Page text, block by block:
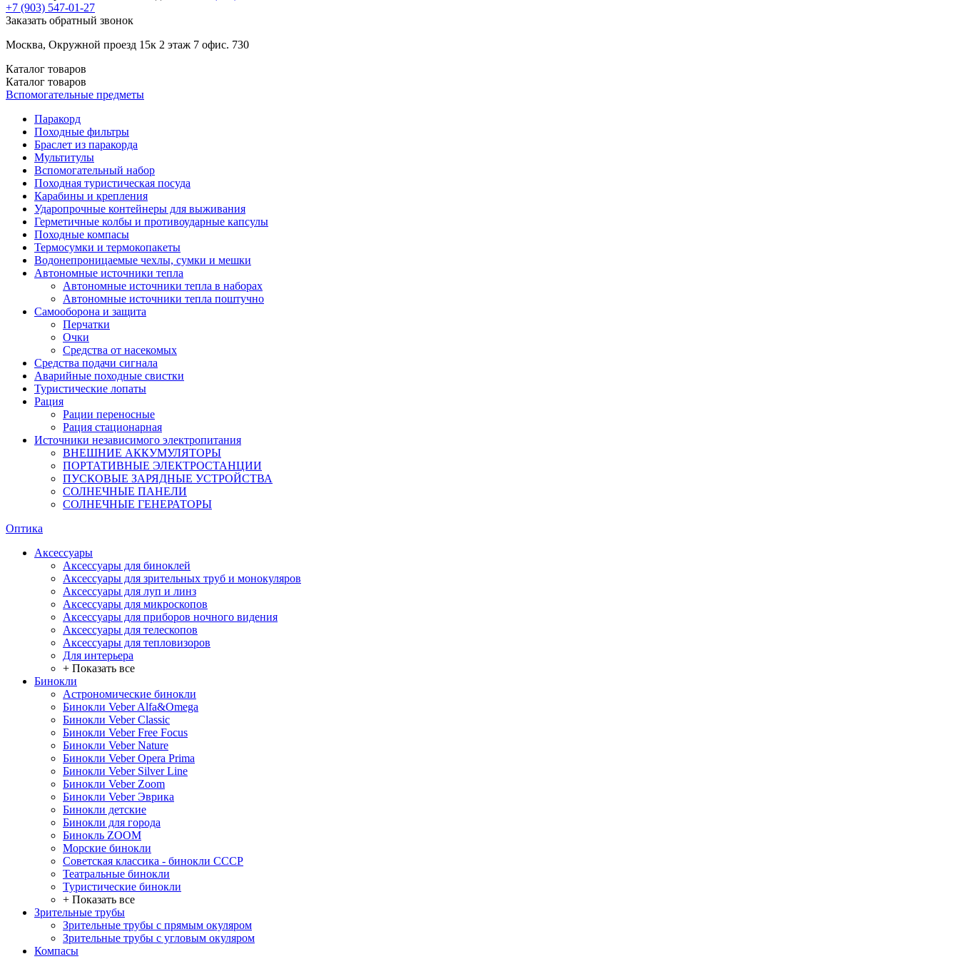
+7 (903) 547-01-27
Заказать обратный звонок
Москва, Окружной проезд 15к 2 этаж 7 офис. 730
Каталог товаров
Каталог товаров
Вспомогательные предметы
Паракорд
Походные фильтры
Браслет из паракорда
Мультитулы
Вспомогательный набор
Походная туристическая посуда
Карабины и крепления
Ударопрочные контейнеры для выживания
Герметичные колбы и противоударные капсулы
Походные компасы
Термосумки и термокопакеты
Водонепроницаемые чехлы, сумки и мешки
Автономные источники тепла
Автономные источники тепла в наборах
Автономные источники тепла поштучно
Самооборона и защита
Перчатки
Очки
Средства от насекомых
Средства подачи сигнала
Аварийные походные свистки
Туристические лопаты
Рация
Рации переносные
Рация стационарная
Источники независимого электропитания
ВНЕШНИЕ АККУМУЛЯТОРЫ
ПОРТАТИВНЫЕ ЭЛЕКТРОСТАНЦИИ
ПУСКОВЫЕ ЗАРЯДНЫЕ УСТРОЙСТВА
СОЛНЕЧНЫЕ ПАНЕЛИ
СОЛНЕЧНЫЕ ГЕНЕРАТОРЫ
Оптика
Аксессуары
Аксессуары для биноклей
Аксессуары для зрительных труб и монокуляров
Аксессуары для луп и линз
Аксессуары для микроскопов
Аксессуары для приборов ночного видения
Аксессуары для телескопов
Аксессуары для тепловизоров
Для интерьера
+ Показать все
Бинокли
Астрономические бинокли
Бинокли Veber Alfa&Omega
Бинокли Veber Classic
Бинокли Veber Free Focus
Бинокли Veber Nature
Бинокли Veber Opera Prima
Бинокли Veber Silver Line
Бинокли Veber Zoom
Бинокли Veber Эврика
Бинокли детские
Бинокли для города
Бинокль ZOOM
Морские бинокли
Советская классика - бинокли СССР
Театральные бинокли
Туристические бинокли
+ Показать все
Зрительные трубы
Зрительные трубы с прямым окуляром
Зрительные трубы с угловым окуляром
Компасы